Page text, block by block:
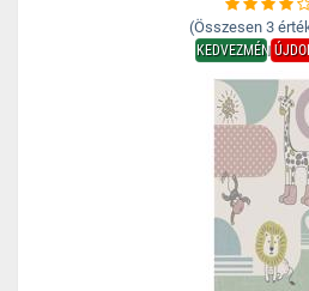
(Összesen 3
KEDVEZMÉNY